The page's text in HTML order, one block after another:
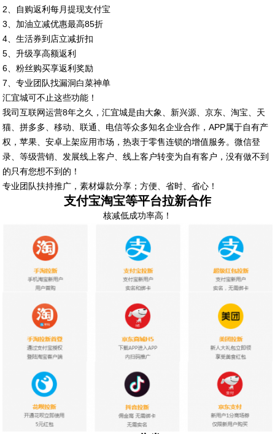
2、自购返利每月提现支付宝
3、加油立减优惠最高85折
4、生活券到店立减折扣
5、升级享高额返利
6、粉丝购买享返利奖励
7、专业团队找漏洞白菜神单
汇宜城可不止这些功能！
我司互联网运营8年之久，汇宜城是由大象、新兴源、京东、淘宝、天
猫、拼多多、移动、联通、电信等众多知名企业合作，APP属于自有产
权，苹果、安卓上架应用市场，热衷于零售连锁的增值服务。微信登
录、等级营销、发展线上客户、线上客户转变为自有客户，没有做不到
的只有您想不到的！
专业团队扶持推广，素材爆款分享；方便、省时、省心！
支付宝淘宝等平台拉新合作
核减低成功率高！